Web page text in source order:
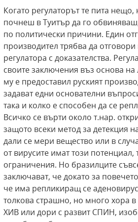
Когато регулаторът те пита
почнеш в Туитър да го
по политически причини. Един
производител трябва да
регулатора с доказателства.
своите заключения въз основа на
му е предоставил руският
задават едни основателни
така и колко е способен да се
Всичко се върти около т.нар.
защото всеки метод за детекция
дали се мери вещество или в
от вирусите имат този
ограничения. Но бразилците
заключават, че докато за
че има репликиращ се
толкова страшно, но много хора
ХИВ или дори с развит СПИН,